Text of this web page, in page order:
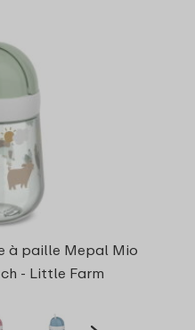
à paille Mepal Mio
- Little Farm